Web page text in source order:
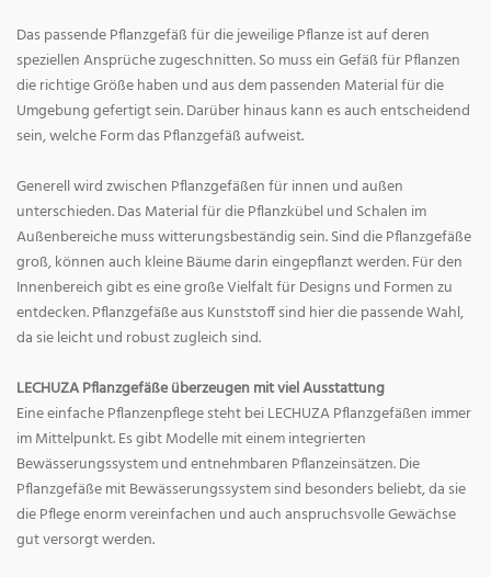
Das passende Pflanzgefäß für die jeweilige Pflanze ist auf deren
speziellen Ansprüche zugeschnitten. So muss ein Gefäß für Pflanzen
die richtige Größe haben und aus dem passenden Material für die
Umgebung gefertigt sein. Darüber hinaus kann es auch entscheidend
sein, welche Form das Pflanzgefäß aufweist.
Generell wird zwischen Pflanzgefäßen für innen und außen
unterschieden. Das Material für die Pflanzkübel und Schalen im
Außenbereiche muss witterungsbeständig sein. Sind die Pflanzgefäße
groß, können auch kleine Bäume darin eingepflanzt werden. Für den
Innenbereich gibt es eine große Vielfalt für Designs und Formen zu
entdecken. Pflanzgefäße aus Kunststoff sind hier die passende Wahl,
da sie leicht und robust zugleich sind.
LECHUZA Pflanzgefäße überzeugen mit viel Ausstattung
Eine einfache Pflanzenpflege steht bei LECHUZA Pflanzgefäßen immer
im Mittelpunkt. Es gibt Modelle mit einem integrierten
Bewässerungssystem und entnehmbaren Pflanzeinsätzen. Die
Pflanzgefäße mit Bewässerungssystem sind besonders beliebt, da sie
die Pflege enorm vereinfachen und auch anspruchsvolle Gewächse
gut versorgt werden.